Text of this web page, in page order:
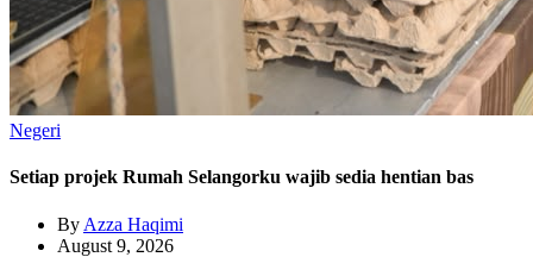
Negeri
Setiap projek Rumah Selangorku wajib sedia hentian bas
By Azza Haqimi
August 9, 2026